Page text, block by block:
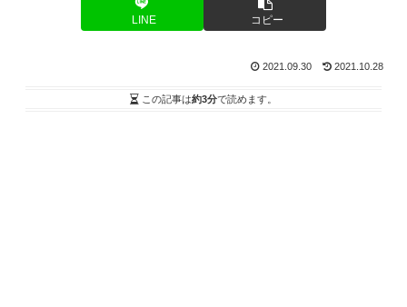
LINE コピー
2021.09.30 2021.10.28
この記事は約3分で読めます。